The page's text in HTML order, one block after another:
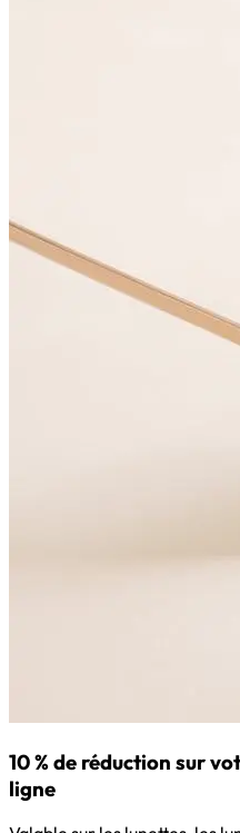
10 % de réduction sur
ligne